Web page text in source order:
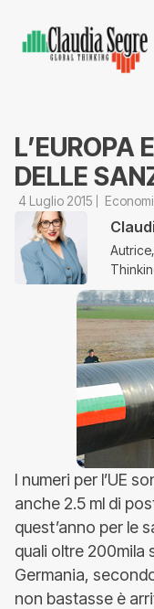
L’EUROPA
DELLE
4 Luglio 2015
I numeri per l’UE
anche 2.5 ml di
quest’anno per le
quali oltre 200mila
Germania,
non bastasse è